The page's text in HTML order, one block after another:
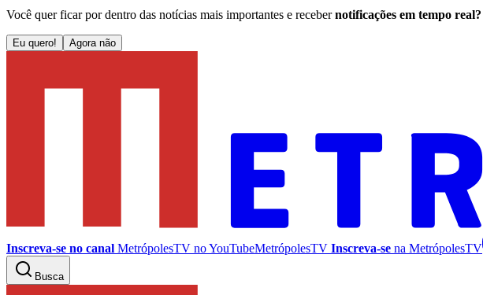
Você quer ficar por dentro das notícias mais importantes e receber notificações em tempo real?
Eu quero! Agora não
Inscreva-se no canal MetrópolesTV noYouTubeMetrópolesTV Inscreva-se na MetrópolesTV
Busca